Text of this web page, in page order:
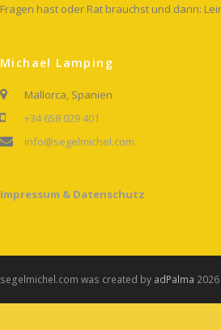
Fragen hast oder Rat brauchst und dann:
Michael Lamping
Mallorca, Spanien
+34 658 029 401
info@segelmichel.com
Impressum & Datenschutz
segelmichel.com was created by adPalma